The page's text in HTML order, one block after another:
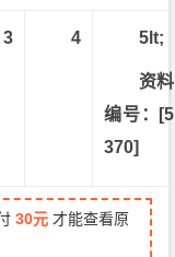
3 4 5lt;
资料
编号：[5
370]
30元 才能查看原